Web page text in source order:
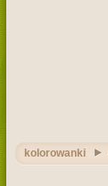
kolorowanki